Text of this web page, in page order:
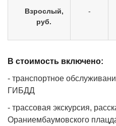
Взрослый,
руб.
-
В стоимость включено:
- транспортное
ГИБДД
- трассовая экскурсия,
Ораниембаумовского